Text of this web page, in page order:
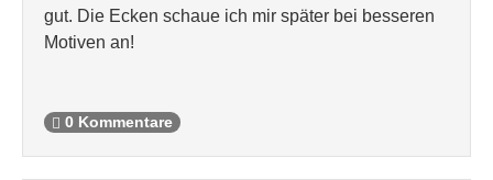
gut. Die Ecken schaue ich mir später bei besseren
Motiven an!
0 Kommentare